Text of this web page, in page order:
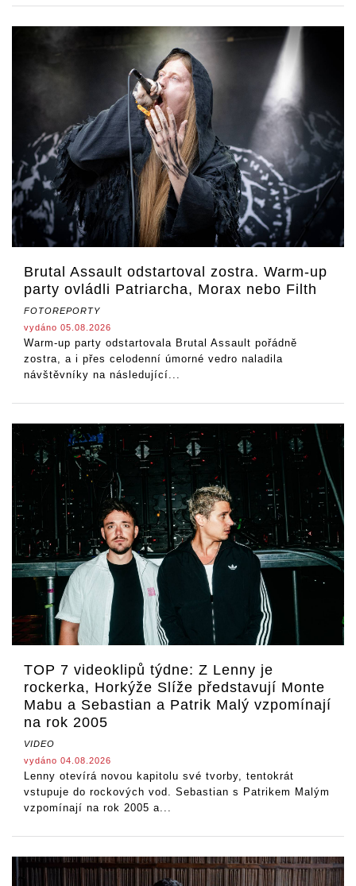
Brutal Assault odstartoval zostra. Warm-up
party ovládli Patriarcha, Morax nebo Filth
FOTOREPORTY
vydáno 05.08.2026
Warm-up party odstartovala Brutal Assault pořádně
zostra, a i přes celodenní úmorné vedro naladila
návštěvníky na následující...
TOP 7 videoklipů týdne: Z Lenny je
rockerka, Horkýže Slíže představují Monte
Mabu a Sebastian a Patrik Malý vzpomínají
na rok 2005
VIDEO
vydáno 04.08.2026
Lenny otevírá novou kapitolu své tvorby, tentokrát
vstupuje do rockových vod. Sebastian s Patrikem Malým
vzpomínají na rok 2005 a...